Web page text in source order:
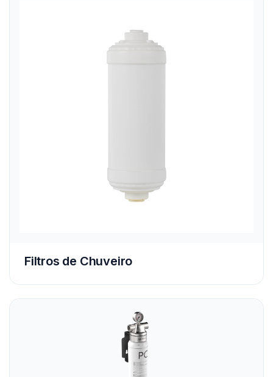
Filtros de Chuveiro